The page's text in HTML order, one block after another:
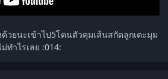
ด้วยนะเข้าไป5โดนตัวคุมเส้นสกัดลูกเตะมุม
ทำไรเลย :014: